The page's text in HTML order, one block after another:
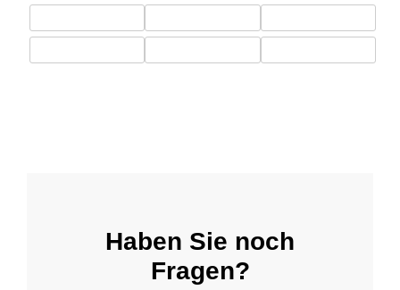
Haben Sie noch
Fragen?